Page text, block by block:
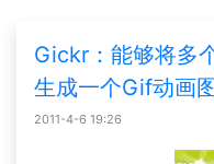
Gickr：能够将多
生成一个Gif动画
2011-4-6 19:26